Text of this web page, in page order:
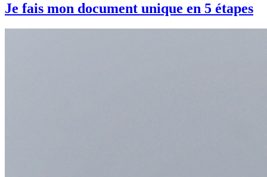
Je fais mon document unique en 5 étapes